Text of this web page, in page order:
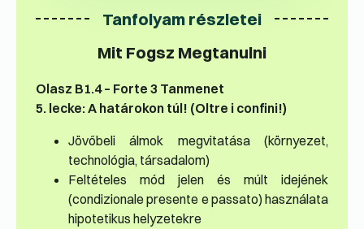
Tanfolyam részletei
Mit Fogsz Megtanulni
Olasz B1.4 – Forte 3 Tanmenet
5. lecke: A határokon túl! (Oltre i confini!)
Jövőbeli álmok megvitatása (környezet,
technológia, társadalom)
Feltételes mód jelen és múlt idejének
(condizionale presente e passato) használata
hipotetikus helyzetekre